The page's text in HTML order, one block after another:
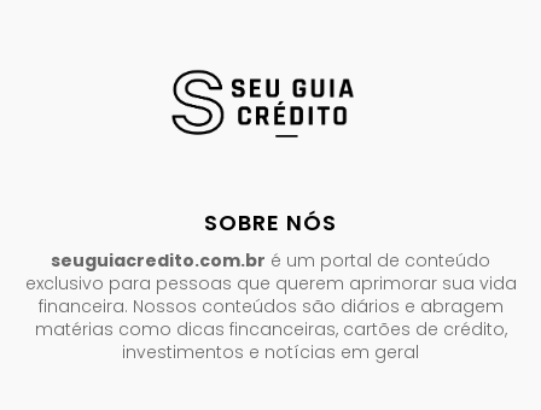
SOBRE NÓS
seuguiacredito.com.br é um portal de conteúdo
exclusivo para pessoas que querem aprimorar sua vida
financeira. Nossos conteúdos são diários e abragem
matérias como dicas fincanceiras, cartões de crédito,
investimentos e notícias em geral